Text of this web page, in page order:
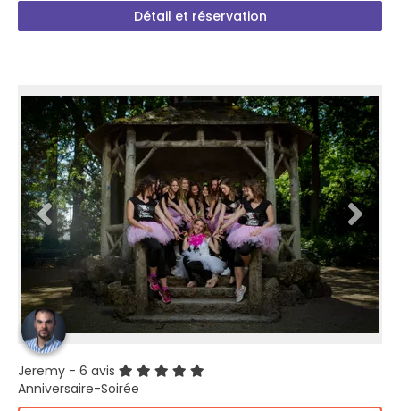
Détail et réservation
Jeremy - 6 avis
Anniversaire-Soirée